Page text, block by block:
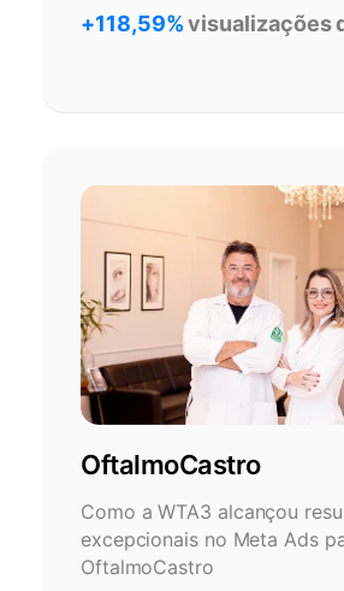
+118,59%visualizações
OftalmoCastro
Como a WTA3 alcançou
excepcionais no Meta Ads
OftalmoCastro